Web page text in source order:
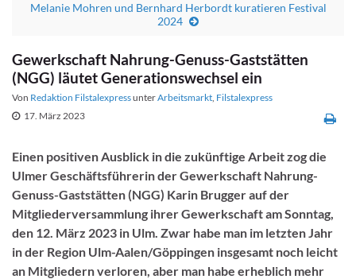
Melanie Mohren und Bernhard Herbordt kuratieren Festival
2024
Gewerkschaft Nahrung-Genuss-Gaststätten
(NGG) läutet Generationswechsel ein
Von Redaktion FilstalexpressunterArbeitsmarkt, Filstalexpress
17. März 2023
Einen positiven Ausblick in die zukünftige Arbeit zog die
Ulmer Geschäftsführerin der Gewerkschaft Nahrung-
Genuss-Gaststätten (NGG) Karin Brugger auf der
Mitgliederversammlung ihrer Gewerkschaft am Sonntag,
den 12. März 2023 in Ulm. Zwar habe man im letzten Jahr
in der Region Ulm-Aalen/Göppingen insgesamt noch leicht
an Mitgliedern verloren, aber man habe erheblich mehr